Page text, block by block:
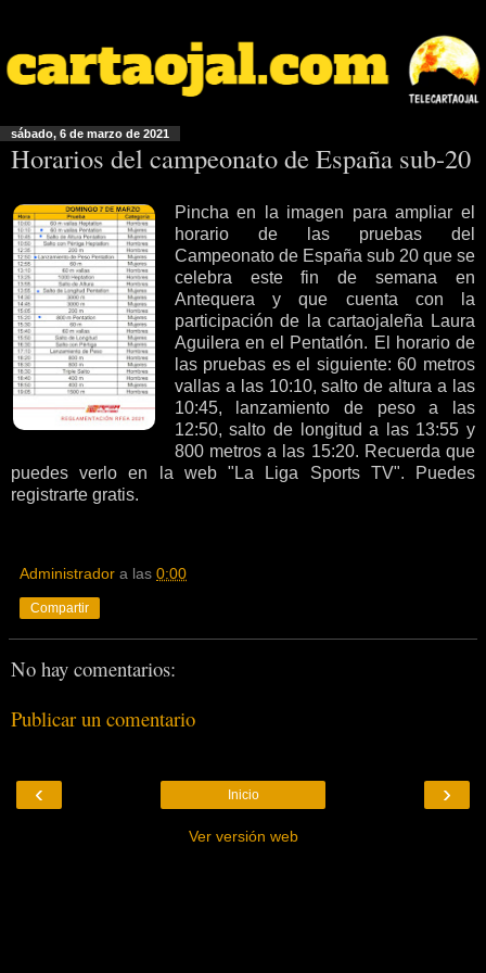
sábado, 6 de marzo de 2021
Horarios del campeonato de España sub-20
Pincha en la imagen para ampliar el
horario de las pruebas del
Campeonato de España sub 20 que se
celebra este fin de semana en
Antequera y que cuenta con la
participación de la cartaojaleña Laura
Aguilera en el Pentatlón. El horario de
las pruebas es el siguiente: 60 metros
vallas a las 10:10, salto de altura a las
10:45, lanzamiento de peso a las
12:50, salto de longitud a las 13:55 y
800 metros a las 15:20. Recuerda que
puedes verlo en la web "La Liga Sports TV". Puedes
registrarte gratis.
Administrador a las 0:00
Compartir
No hay comentarios:
Publicar un comentario
‹ ›
Inicio
Ver versión web